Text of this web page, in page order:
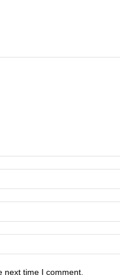
time I comment.